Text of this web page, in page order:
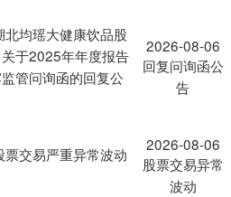
北均瑶大健康饮品股
于2025年年度报告
管问询函的回复公
2026-08-06
回复问询函公
告
票交易严重异常波动
2026-08-06
股票交易异常
波动